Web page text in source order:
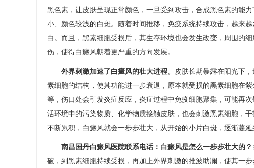
黑色素，让皮肤呈现正常颜色，一旦受到攻击，合成黑色素的能
小、颜色较浅的白斑。随着时间推移，免疫系统持续攻击，越来
白。而且，黑素细胞受损后，其生存环境也会发生改变，周围的
伤，使得白癜风朝着更严重的方向发展。​
外界刺激加速了白癜风的壮大进程。 皮肤长期暴露在阳光下
素细胞的结构，使其功能进一步衰退，原本就受损的黑素细胞在
等，伤口处会引发炎症反应，炎症过程中免疫细胞聚集，可能再
活环境中的污染物质、化学物质接触皮肤，也会刺激黑素细胞，
不断累积，白癜风就会一步步壮大，从开始的小片白斑，逐渐蔓延
南昌国丹白癜风医院联系电话：白癜风是怎么一步步壮大的？
破，到黑素细胞持续受损，再加上外界刺激的推波助澜，使其一